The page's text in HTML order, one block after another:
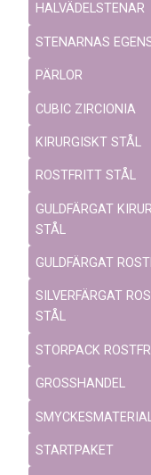
HALVÄDELSTENAR
STENARNAS
PÄRLOR
CUBIC ZIRCIONIA
KIRURGISKT STÅL
ROSTFRITT STÅL
GULDFÄRGAT
STÅL
GULDFÄRGAT
SILVERFÄRGAT
STÅL
STORPACK
GROSSHANDEL
STARTPAKET